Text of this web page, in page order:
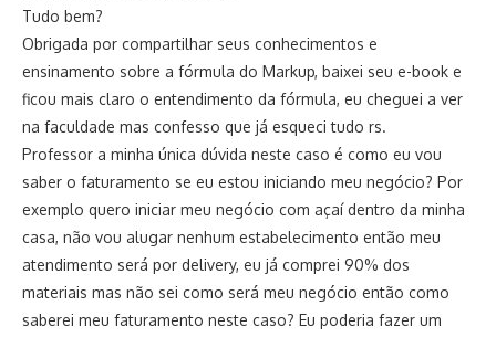
Tudo bem?
Obrigada por compartilhar seus conhecimentos e
ensinamento sobre a fórmula do Markup, baixei seu e-book e
ficou mais claro o entendimento da fórmula, eu cheguei a ver
na faculdade mas confesso que já esqueci tudo rs.
Professor a minha única dúvida neste caso é como eu vou
saber o faturamento se eu estou iniciando meu negócio? Por
exemplo quero iniciar meu negócio com açaí dentro da minha
casa, não vou alugar nenhum estabelecimento então meu
atendimento será por delivery, eu já comprei 90% dos
materiais mas não sei como será meu negócio então como
saberei meu faturamento neste caso? Eu poderia fazer um